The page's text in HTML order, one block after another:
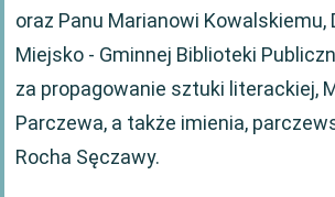
oraz Panu Marianowi Kowalskiemu,
Miejsko - Gminnej Biblioteki
za propagowanie sztuki literackiej,
Parczewa, a także imienia,
Rocha Sęczawy.